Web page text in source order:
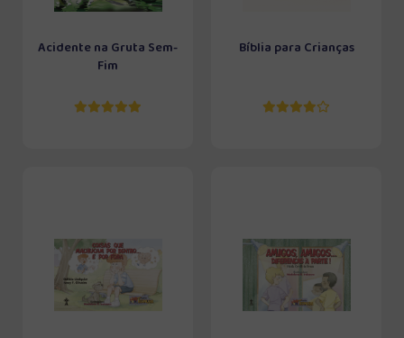
Acidente na Gruta Sem-
Fim
Bíblia para Crianças